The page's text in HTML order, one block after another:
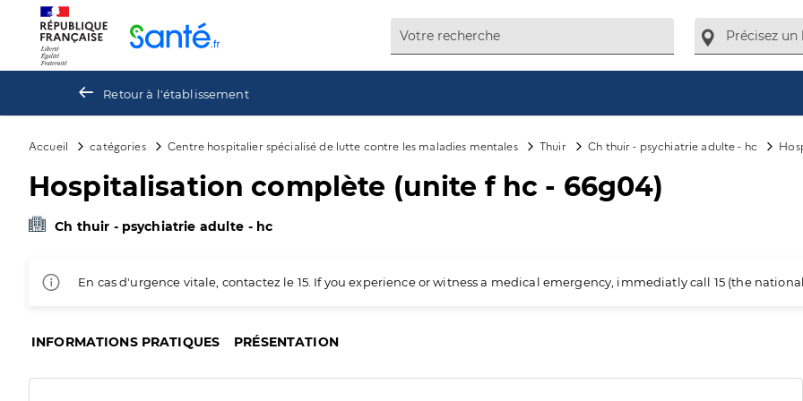
Retour à l'établissement
Accueil catégories Centre hospitalier spécialisé de lutte contre les maladies mentales Thuir Ch thuir - psychiatrie adulte - hc
Hospitalisation complète (unite f hc - 66g04)
Ch thuir - psychiatrie adulte - hc
En cas d'urgence vitale, contactez le 15. If you experience or witness a medical emergency, immediatly call 15 (the
INFORMATIONS PRATIQUES PRÉSENTATION
Panneau de gestion des cookies